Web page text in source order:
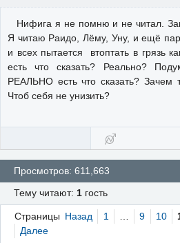
Нифига я не помню и не читал.
Я читаю Раидо, Лёму, Уну, и ещё
и всех пытается втоптать в грязь
есть что сказать? Реально?
РЕАЛЬНО есть что сказать? Зачем
Чтоб себя не унизить?
Просмотров: 611,663
Тему читают: 1 гость
Страницы Назад 1 9 10
Далее